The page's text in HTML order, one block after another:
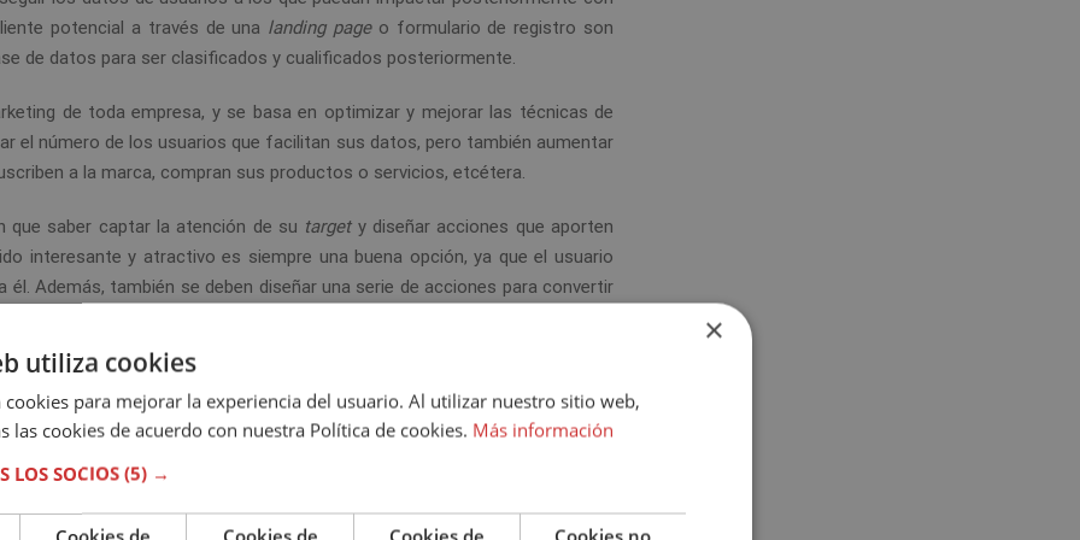
potencial a través de una landing page o formulario de registro son
de datos para ser clasificados y cualificados posteriormente.
de toda empresa, y se basa en optimizar y mejorar las técnicas de
el número de los usuarios que facilitan sus datos, pero también aumentar
a la marca, compran sus productos o servicios, etcétera.
que saber captar la atención de su target y diseñar acciones que aporten
interesante y atractivo es siempre una buena opción, ya que el usuario
Además, también se deben diseñar una serie de acciones para convertir
si, finalmente, ninguno compra.
dan cada vez más importancia al contenido que las marcas generen.
son activas en redes sociales y publican contenido a menudo, además de
probabilidades de conseguir que los usuarios faciliten sus datos.
×
utiliza cookies
cookies para mejorar la experiencia del usuario. Al utilizar nuestro sitio web,
las cookies de acuerdo con nuestra Política de cookies. Más información
LOS SOCIOS (5) →